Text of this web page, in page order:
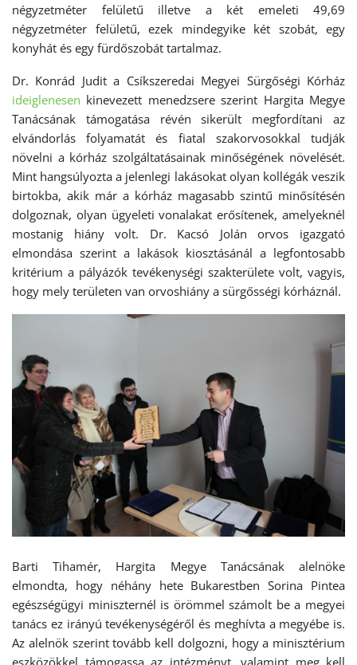
négyzetméter felületű illetve a két emeleti 49,69
négyzetméter felületű, ezek mindegyike két szobát, egy
konyhát és egy fürdőszobát tartalmaz.
Dr. Konrád Judit a Csíkszeredai Megyei Sürgőségi Kórház
ideiglenesen kinevezett menedzsere szerint Hargita Megye
Tanácsának támogatása révén sikerült megfordítani az
elvándorlás folyamatát és fiatal szakorvosokkal tudják
növelni a kórház szolgáltatásainak minőségének növelését.
Mint hangsúlyozta a jelenlegi lakásokat olyan kollégák veszik
birtokba, akik már a kórház magasabb szintű minősítésén
dolgoznak, olyan ügyeleti vonalakat erősítenek, amelyeknél
mostanig hiány volt. Dr. Kacsó Jolán orvos igazgató
elmondása szerint a lakások kiosztásánál a legfontosabb
kritérium a pályázók tevékenységi szakterülete volt, vagyis,
hogy mely területen van orvoshiány a sürgősségi kórháznál.
Barti Tihamér, Hargita Megye Tanácsának alelnöke
elmondta, hogy néhány hete Bukarestben Sorina Pintea
egészségügyi miniszternél is örömmel számolt be a megyei
tanács ez irányú tevékenységéről és meghívta a megyébe is.
Az alelnök szerint tovább kell dolgozni, hogy a minisztérium
eszközökkel támogassa az intézményt, valamint meg kell